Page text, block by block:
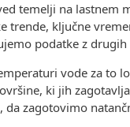
temelji na lastnem
trende, ključne
podatke z
vode za to
ki jih
da zagotovimo